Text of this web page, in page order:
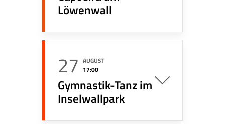
Löwenwall
27 AUGUST
17:00
Gymnastik-Tanz im
Inselwallpark